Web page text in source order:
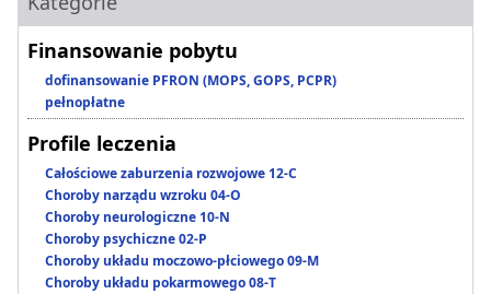
Finansowanie pobytu
dofinansowanie PFRON (MOPS, GOPS, PCPR)
pełnopłatne
Profile leczenia
Całościowe zaburzenia rozwojowe 12-C
Choroby narządu wzroku 04-O
Choroby neurologiczne 10-N
Choroby psychiczne 02-P
Choroby układu moczowo-płciowego 09-M
Choroby układu pokarmowego 08-T